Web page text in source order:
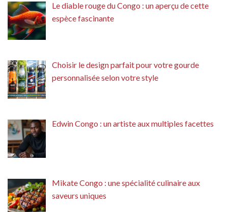
Le diable rouge du Congo : un aperçu de cette
espèce fascinante
Choisir le design parfait pour votre gourde
personnalisée selon votre style
Edwin Congo : un artiste aux multiples facettes
Mikate Congo : une spécialité culinaire aux
saveurs uniques